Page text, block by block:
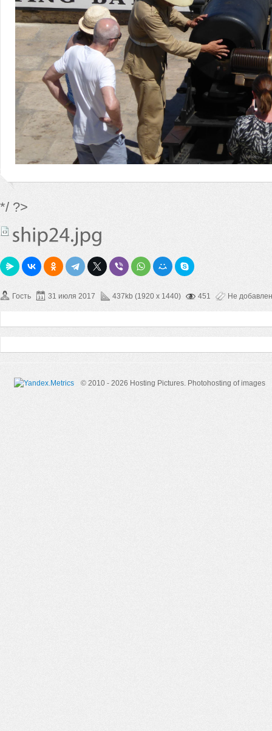
*/ ?>
Гость 31 июля 2017 437kb (1920 x 1440) 451 Не
© 2010 - 2026 Hosting Pictures. Photohosting of images